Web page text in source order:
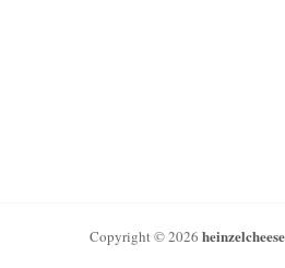
Copyright © 2026 heinzelcheese